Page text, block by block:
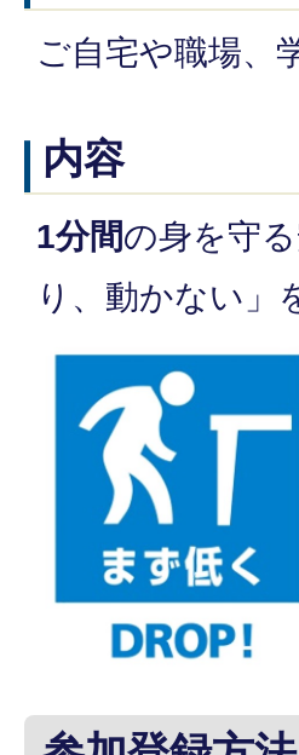
ご自宅や職場、
内容
1分間の身を守
り、動かない」